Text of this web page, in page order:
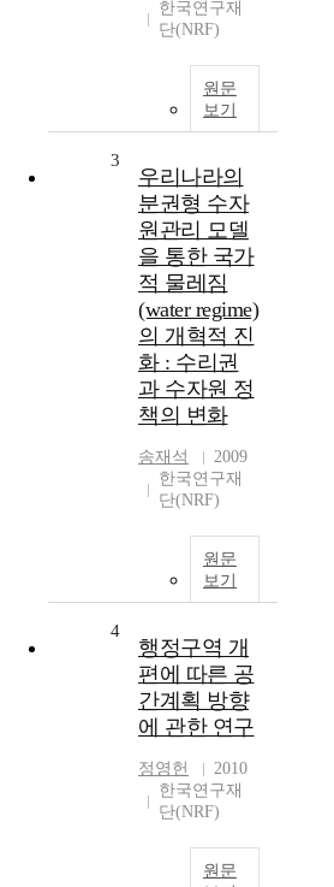
한국연구재
단(NRF)
원문
보기
3
우리나라의
분권형 수자
원관리 모델
을 통한 국가
적 물레짐
(water regime)
의 개혁적 진
화 : 수리권
과 수자원 정
책의 변화
송재석
2009
한국연구재
단(NRF)
원문
보기
4
행정구역 개
편에 따른 공
간계획 방향
에 관한 연구
정영헌
2010
한국연구재
단(NRF)
원문